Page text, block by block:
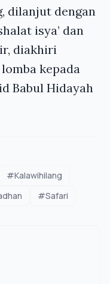
dilanjut dengan
isya’ dan
diakhiri
kepada
Babul Hidayah
#Kalawihilang
#Safari